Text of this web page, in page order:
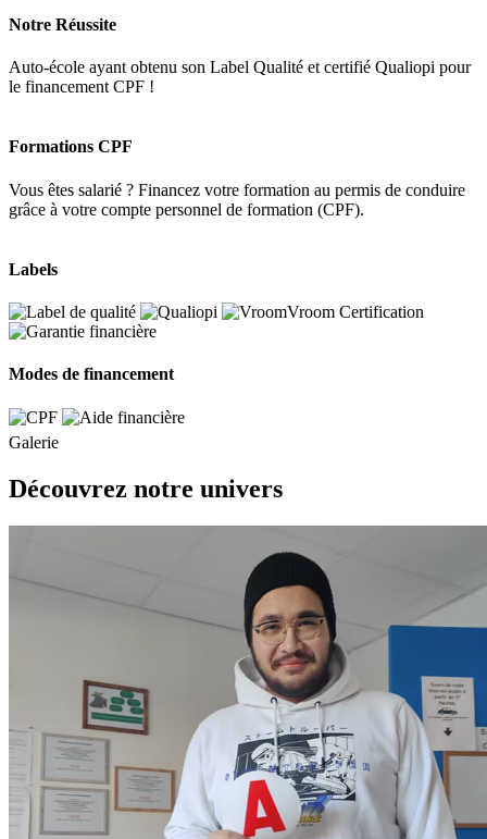
Notre Réussite
Auto-école ayant obtenu son Label Qualité et certifié Qualiopi pour
le financement CPF !
Formations CPF
Vous êtes salarié ? Financez votre formation au permis de conduire
grâce à votre compte personnel de formation (CPF).
Labels
Modes de financement
Galerie
Découvrez notre univers